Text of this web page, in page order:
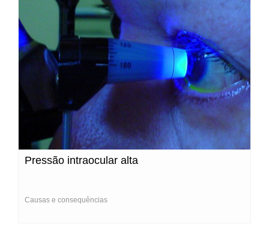
Pressão intraocular alta
Causas e consequências